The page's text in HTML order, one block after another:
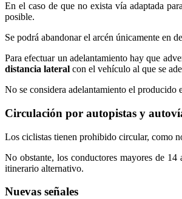
En el caso de que no exista vía adaptada
posible.
Se podrá abandonar el arcén únicamente en
Para efectuar un adelantamiento hay que
distancia lateral con el vehículo al que se
No se considera adelantamiento el producido
Circulación por autopistas y
Los ciclistas tienen prohibido circular, como
No obstante, los conductores mayores de
itinerario alternativo.
Nuevas señales